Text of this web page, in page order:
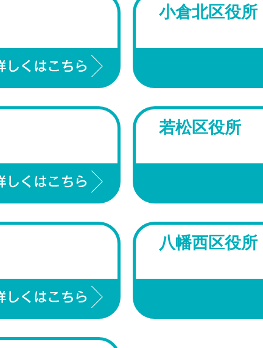
小倉北区役所
若松区役所
八幡西区役所